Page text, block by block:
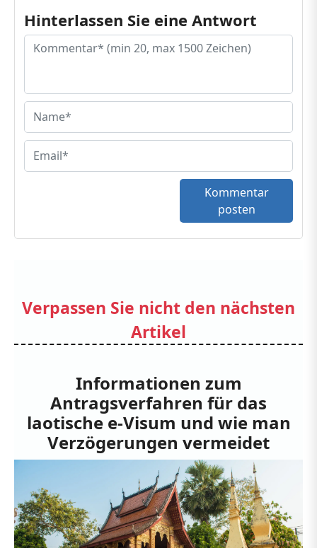
Hinterlassen Sie eine Antwort
Kommentar
posten
Verpassen Sie nicht den nächsten
Artikel
Informationen zum
Antragsverfahren für das
laotische e-Visum und wie man
Verzögerungen vermeidet